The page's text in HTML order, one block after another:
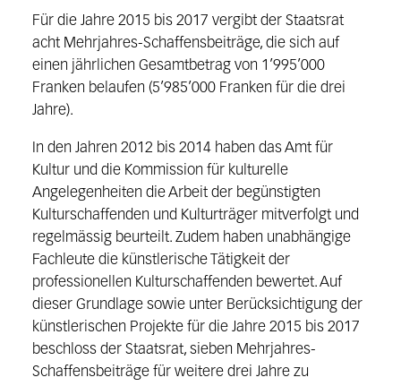
Für die Jahre 2015 bis 2017 vergibt der Staatsrat
acht Mehrjahres-Schaffensbeiträge, die sich auf
einen jährlichen Gesamtbetrag von 1’995’000
Franken belaufen (5’985’000 Franken für die drei
Jahre).
In den Jahren 2012 bis 2014 haben das Amt für
Kultur und die Kommission für kulturelle
Angelegenheiten die Arbeit der begünstigten
Kulturschaffenden und Kulturträger mitverfolgt und
regelmässig beurteilt. Zudem haben unabhängige
Fachleute die künstlerische Tätigkeit der
professionellen Kulturschaffenden bewertet. Auf
dieser Grundlage sowie unter Berücksichtigung der
künstlerischen Projekte für die Jahre 2015 bis 2017
beschloss der Staatsrat, sieben Mehrjahres-
Schaffensbeiträge für weitere drei Jahre zu